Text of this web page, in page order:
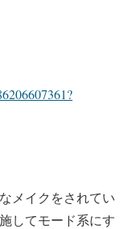
メイクをされてい
してモード系にす